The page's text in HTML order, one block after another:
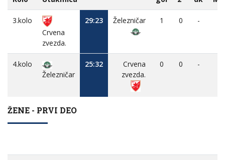
3.kolo
Crvena
zvezda.
29:23 Železničar 1 0 -
4.kolo
Železničar
25:32
Crvena
zvezda.
0 0 -
ŽENE - PRVI DEO